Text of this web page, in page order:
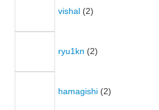
vishal (2)
ryu1kn (2)
hamagishi (2)